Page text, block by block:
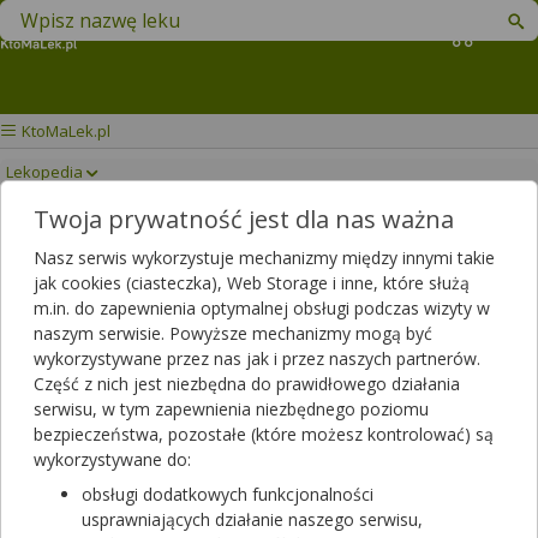
Koszyk
Znajdź lek w swojej okolicy
KtoMaLek.pl
Lekopedia
PREGNA START Drukuj/Zapisz
Twoja prywatność jest dla nas ważna
Nasz serwis wykorzystuje mechanizmy między innymi takie
jak cookies (ciasteczka), Web Storage i inne, które służą
m.in. do zapewnienia optymalnej obsługi podczas wizyty w
naszym serwisie. Powyższe mechanizmy mogą być
wykorzystywane przez nas jak i przez naszych partnerów.
Część z nich jest niezbędna do prawidłowego działania
serwisu, w tym zapewnienia niezbędnego poziomu
bezpieczeństwa, pozostałe (które możesz kontrolować) są
wykorzystywane do:
obsługi dodatkowych funkcjonalności
usprawniających działanie naszego serwisu,